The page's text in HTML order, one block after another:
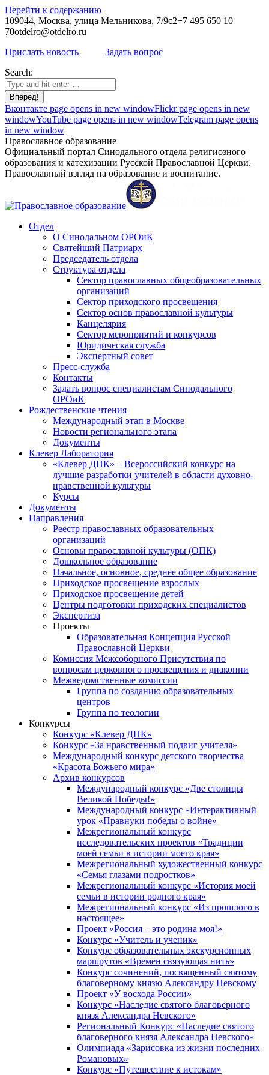
Перейти к содержанию
109044, Москва, улица Мельникова, 7/9с2+7 495 650 10
70otdelro@otdelro.ru
Прислать новость
Задать вопрос
Search:
Вконтакте page opens in new windowFlickr page opens in new
windowYouTube page opens in new windowTelegram page opens
in new window
Православное образование
Официальный портал Синодального отдела религиозного
образования и катехизации Русской Православной Церкви.
Православный взгляд на образование и воспитание.
Отдел
О Синодальном ОРОиК
Святейший Патриарх
Председатель отдела
Структура отдела
Сектор православных общеобразовательных
организаций
Сектор приходского просвещения
Сектор основ православной культуры
Канцелярия
Сектор мероприятий и конкурсов
Юридическая служба
Экспертный совет
Пресс-служба
Контакты
Задать вопрос специалистам Синодального
ОРОиК
Рождественские чтения
Международный этап в Москве
Новости регионального этапа
Документы
Клевер Лаборатория
«Клевер ДНК» – Всероссийский конкурс на
лучшие разработки учителей в области духовно-
нравственной культуры
Курсы
Документы
Направления
Реестр православных образовательных
организаций
Основы православной культуры (ОПК)
Дошкольное образование
Начальное, основное, среднее общее образование
Приходское просвещение взрослых
Приходское просвещение детей
Центры подготовки приходских специалистов
Экспертиза
Проекты
Образовательная Концепция Русской
Православной Церкви
Комиссия Межсоборного Присутствия по
вопросам церковного просвещения и диаконии
Межведомственные комиссии
Группа по созданию образовательных
центров
Группа по теологии
Конкурсы
Конкурс «Клевер ДНК»
Конкурс «За нравственный подвиг учителя»
Международный конкурс детского творчества
«Красота Божьего мира»
Архив конкурсов
Международный конкурс «Две столицы
Великой Победы!»
Международный конкурс «Интерактивный
урок «Правнуки победы о войне»
Межрегиональный конкурс
исследовательских проектов «Традиции
моей семьи в истории моего края»
Межрегиональный художественный конкурс
«Семья глазами подростков»
Межрегиональный конкурс «История моей
семьи в истории родного края»
Межрегиональный конкурс «Из прошлого в
настоящее»
Проект «Россия – это родина моя!»
Конкурс «Учитель и ученик»
Конкурс образовательных экскурсионных
маршрутов «Времен связующая нить»
Конкурс сочинений, посвященный святому
благоверному князю Александру Невскому
Проект «У восхода России»
Конкурс «Наследие святого благоверного
князя Александра Невского»
Региональный Конкурс «Наследие святого
благоверного князя Александра Невского»
Олимпиада «Зарисовка из жизни последних
Романовых»
Конкурс «Путешествие к истокам»